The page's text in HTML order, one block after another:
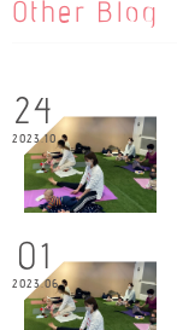
Other Blog
24
2023.10
01
2023.06